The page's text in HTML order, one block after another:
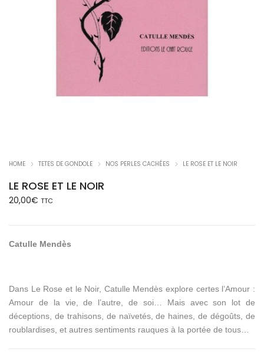
HOME TETES DE GONDOLE NOS PERLES CACHÉES LE ROSE ET LE NOIR
LE ROSE ET LE NOIR
20,00€ TTC
Catulle Mendès
Dans Le Rose et le Noir, Catulle Mendès explore certes l’Amour :
Amour de la vie, de l’autre, de soi… Mais avec son lot de
déceptions, de trahisons, de naïvetés, de haines, de dégoûts, de
roublardises, et autres sentiments rauques à la portée de tous…